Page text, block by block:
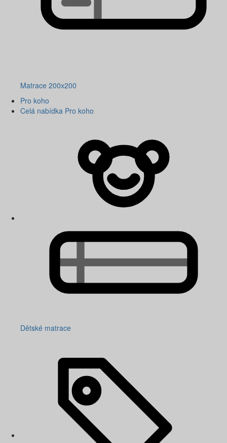
Matrace 200x200
Pro koho
Celá nabídka Pro koho
Dětské matrace